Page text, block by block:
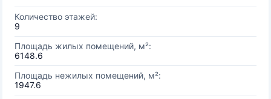
Количество этажей:
9
Площадь жилых помещений, м²:
6148.6
Площадь нежилых помещений, м²:
1947.6